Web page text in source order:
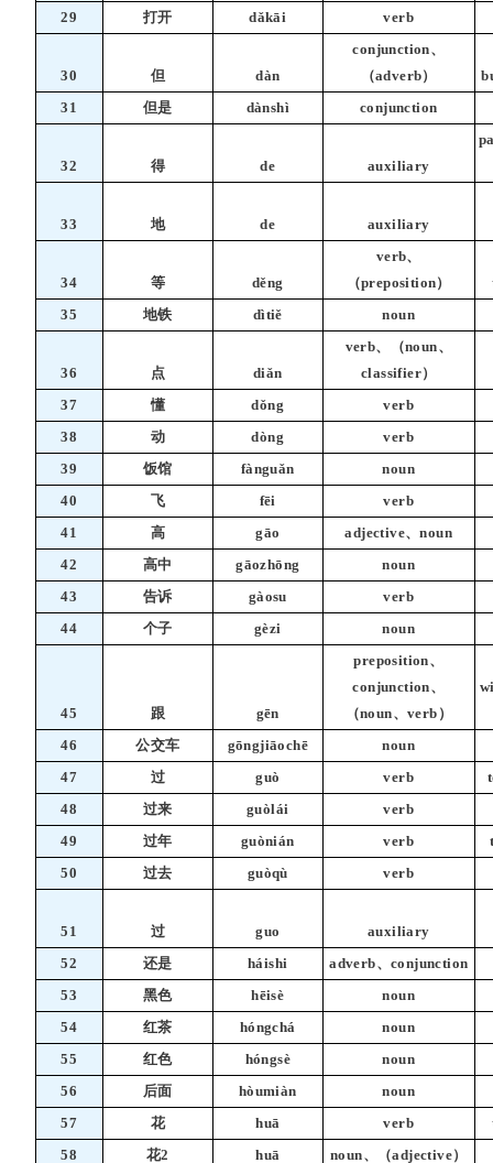
29
打开 dǎkāi verb
30 但 dàn
conjunction、
（adverb）
31
但是 dànshì conjunction
32 得 de auxiliary
33 地 de auxiliary
34 等 děng
verb、
（preposition）
35
地铁 dìtiě noun
36 点 diǎn
verb、（noun、
classifier）
37
懂 dǒng
verb
38
动 dòng
verb
39
饭馆 fànguǎn
noun
40
飞 fēi
verb
41
高 gāo
adjective、noun
42
高中 gāozhōng
noun
43
告诉 gàosu
verb
44
个子 gèzi noun
45 跟 gēn
preposition、
conjunction、
（noun、verb）
46 公交车 gōngjiāochē
noun
47
过 guò verb
48
过来 guòlái
verb
49
过年 guònián verb
50
过去 guòqù verb
51 过 guo
auxiliary
52
还是 háishi
adverb、conjunction
53
黑色 hēisè
noun
54
红茶 hóngchá
noun
55
红色 hóngsè
noun
56
后面 hòumiàn
noun
57
花 huā verb
58
花2 huā noun、（adjective）